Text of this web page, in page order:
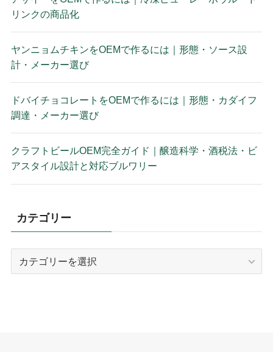
リンクの商品化
ヤンニョムチキンをOEMで作るには｜形態・ソース設
計・メーカー選び
ドバイチョコレートをOEMで作るには｜形態・カダイフ
調達・メーカー選び
クラフトビールOEM完全ガイド｜醸造科学・酒税法・ビ
アスタイル設計と対応ブルワリー
カテゴリー